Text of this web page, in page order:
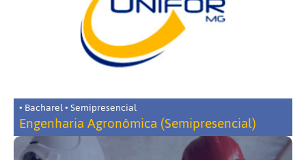
• Bacharel • Semipresencial
Engenharia Agronômica (Semipresencial)